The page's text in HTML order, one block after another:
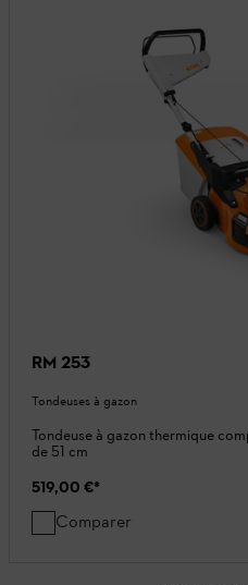
RM 253
Tondeuses à gazon
Tondeuse à gazon thermique
de 51 cm
519,00 €*
Comparer